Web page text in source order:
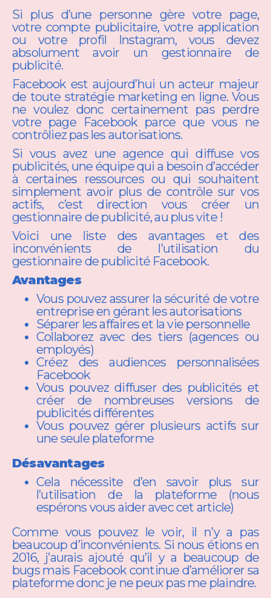
Si plus d’une personne gère votre page,
votre compte publicitaire, votre application
ou votre profil Instagram, vous devez
absolument avoir un gestionnaire de
publicité.
Facebook est aujourd’hui un acteur majeur
de toute stratégie marketing en ligne. Vous
ne voulez donc certainement pas perdre
votre page Facebook parce que vous ne
contrôliez pas les autorisations.
Si vous avez une agence qui diffuse vos
publicités, une équipe qui a besoin d’accéder
à certaines ressources ou qui souhaitent
simplement avoir plus de contrôle sur vos
actifs, c’est direction vous créer un
gestionnaire de publicité, au plus vite !
Voici une liste des avantages et des
inconvénients de l’utilisation du
gestionnaire de publicité Facebook.
Avantages
Vous pouvez assurer la sécurité de votre
entreprise en gérant les autorisations
Séparer les affaires et la vie personnelle
Collaborez avec des tiers (agences ou
employés)
Créez des audiences personnalisées
Facebook
Vous pouvez diffuser des publicités et
créer de nombreuses versions de
publicités différentes
Vous pouvez gérer plusieurs actifs sur
une seule plateforme
Désavantages
Cela nécessite d’en savoir plus sur
l’utilisation de la plateforme (nous
espérons vous aider avec cet article)
Comme vous pouvez le voir, il n’y a pas
beaucoup d’inconvénients. Si nous étions en
2016, j’aurais ajouté qu’il y a beaucoup de
bugs mais Facebook continue d’améliorer sa
plateforme donc je ne peux pas me plaindre.